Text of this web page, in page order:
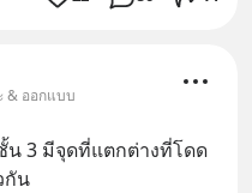
& ออกแบบ
น 3 มีจุดที่แตกต่างที่โดด
กัน